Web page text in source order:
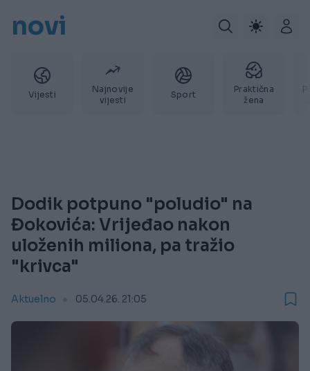
novi
Vijesti
Najnovije
vijesti
Sport
Praktična
žena
Dodik potpuno "poludio" na
Đokovića: Vrijeđao nakon
uloženih miliona, pa tražio
"krivca"
Aktuelno 05.04.26. 21:05